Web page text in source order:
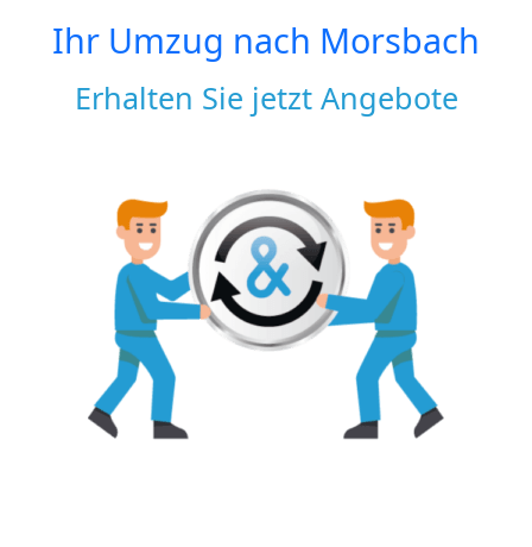
Ihr Umzug nach Morsbach
Erhalten Sie jetzt Angebote